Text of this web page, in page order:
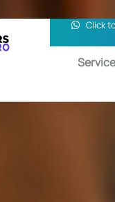
Click